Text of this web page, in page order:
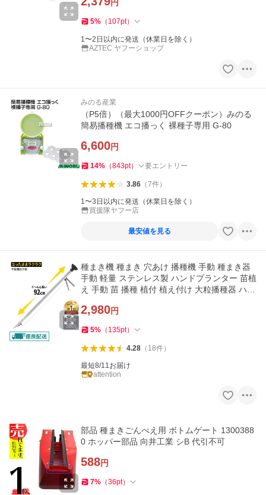
円
5% （ 107pt）
1〜2日以内に発送（休業日を除く）
AZTEC ヤフーショップ
みのる産業
（P5倍）（最大1000円OFFクーポン）みのる
簡易播種機 エコ播っく 裸種子専用 G-80
6,600円
14% （843pt） 要エントリー
3.86（7件）
1〜3日以内に発送（休業日を除く）
買援隊ヤフー店
最安値を見る
種まき機 種まき 穴あけ 播種機 手動 種まき器
手動 軽量 ステンレス製 ハンドプランター 苗植
え 手動 苗 播種 植付 植え付け 大粒播種器 ハン
2,980円
5% （ 135pt）
4.28（ 18件）
最短8/11お届け
attention
部品 種まきごんべえ用 ボトムゲート 1300388
0 ホッパー部品 向井工業 シB 代引不可
588円
7% （36pt）